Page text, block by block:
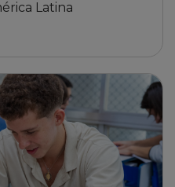
Latina